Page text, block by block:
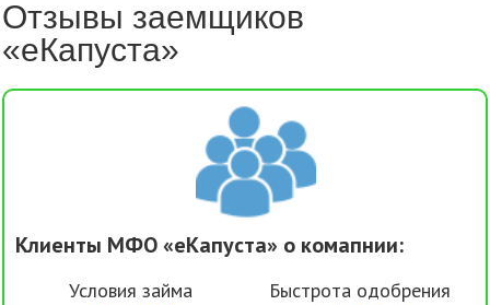
Отзывы заемщиков
«еКапуста»
Клиенты МФО «еКапуста» о комапнии:
Условия займа
Быстрота одобрения